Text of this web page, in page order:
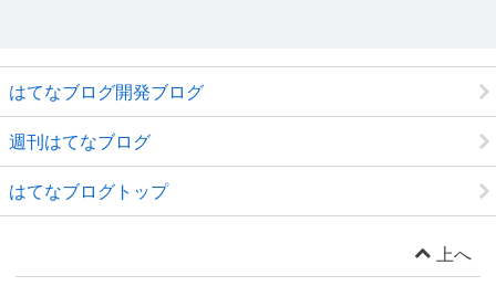
はてなブログ開発ブログ
週刊はてなブログ
はてなブログトップ
上へ